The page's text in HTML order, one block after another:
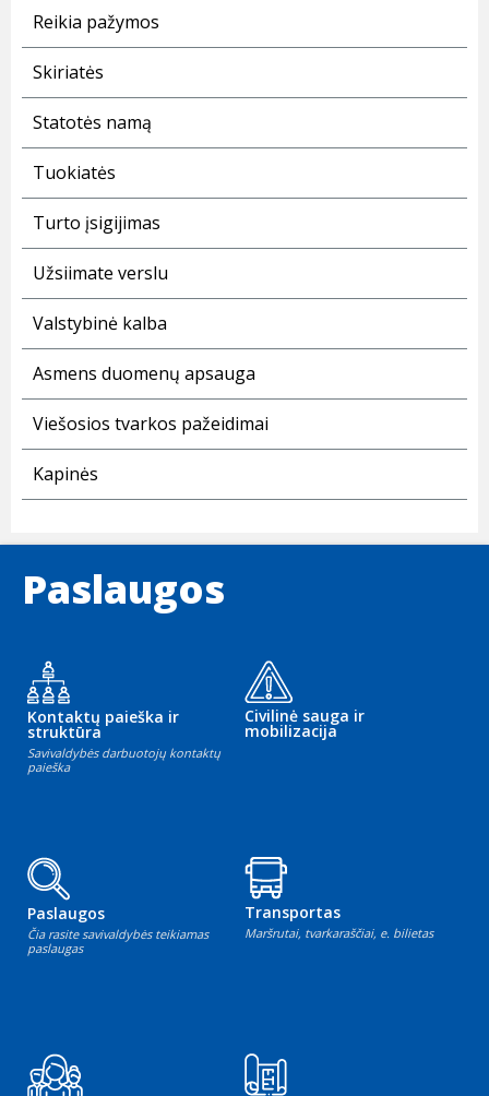
Reikia pažymos
Skiriatės
Statotės namą
Tuokiatės
Turto įsigijimas
Užsiimate verslu
Valstybinė kalba
Asmens duomenų apsauga
Viešosios tvarkos pažeidimai
Kapinės
Paslaugos
Kontaktų paieška ir
struktūra
Savivaldybės darbuotojų kontaktų
paieška
Civilinė sauga ir
mobilizacija
Paslaugos
Čia rasite savivaldybės teikiamas
paslaugas
Transportas
Maršrutai, tvarkaraščiai, e. bilietas